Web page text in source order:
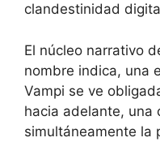
clandestinidad
El núcleo narrativo
nombre indica, una
Vampi se ve
hacia adelante, una
simultáneamente la